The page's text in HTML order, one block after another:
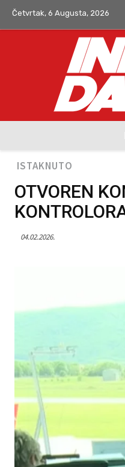
Četvrtak, 6 Augusta, 2026
ISTAKNUTO
OTVOREN
04.02.2026.